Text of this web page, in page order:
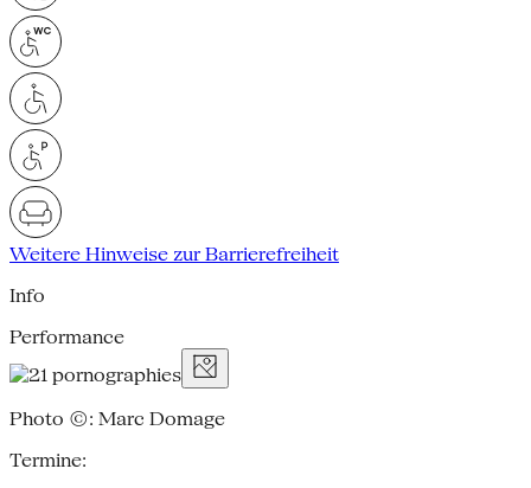
Weitere Hinweise zur Barrierefreiheit
Info
Performance
Photo ©: Marc Domage
Termine: